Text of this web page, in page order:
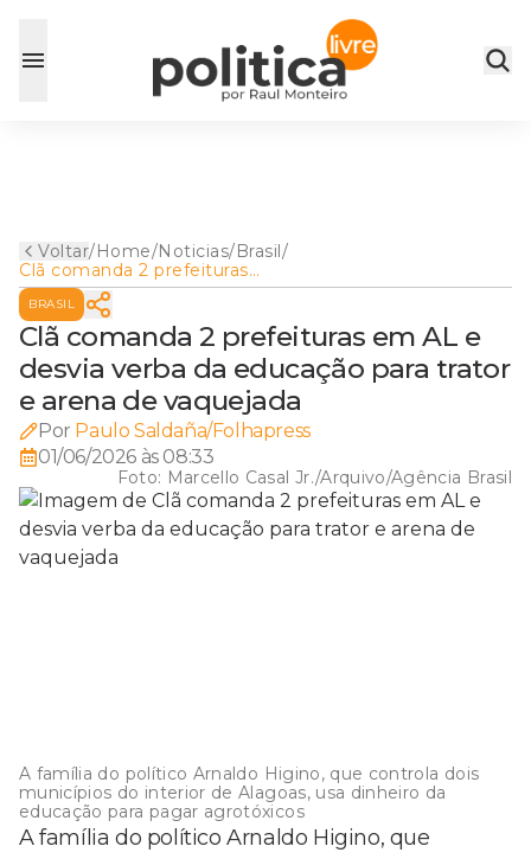
Voltar/Home/Noticias/Brasil/
Clã comanda 2 prefeituras
em AL e desvia verba da
educação para trator e arena
de vaquejada
BRASIL
Clã comanda 2 prefeituras em AL e
desvia verba da educação para trator
e arena de vaquejada
Por Paulo Saldaña/Folhapress
01/06/2026 às 08:33
Foto: Marcello Casal Jr./Arquivo/Agência Brasil
A família do político Arnaldo Higino, que controla dois
municípios do interior de Alagoas, usa dinheiro da
educação para pagar agrotóxicos
A família do político Arnaldo Higino, que